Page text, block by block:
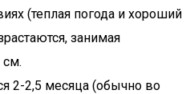
(теплая погода и хороший
занимая
см.
2-2,5 месяца (обычно во